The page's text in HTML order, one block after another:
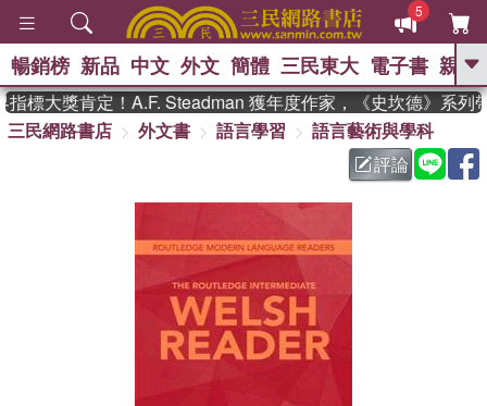
5
GO
熱搜： 東野圭吾 、 高希均教授回憶錄
父親節 、 如果歷
暑期推薦 、 國際布克
獎 臺灣漫遊錄 、 方念華
、
偉大的迷走神經
暢銷榜 新品 中文 外文 簡體 三民東大 電子書 親子
標大獎肯定！A.F. Steadman 獲年度作家，《史坎德》系列帶
三民網路書店
外文書 語言學習
語言藝術與學科
評論